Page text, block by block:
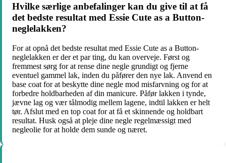
Hvilke særlige anbefalinger kan du give til at få
det bedste resultat med Essie Cute as a Button-
neglelakken?
For at opnå det bedste resultat med Essie Cute as a Button-
neglelakken er der et par ting, du kan overveje. Først og
fremmest sørg for at rense dine negle grundigt og fjerne
eventuel gammel lak, inden du påfører den nye lak. Anvend en
base coat for at beskytte dine negle mod misfarvning og for at
forbedre holdbarheden af ​​din manicure. Påfør lakken i tynde,
jævne lag og vær tålmodig mellem lagene, indtil lakken er helt
tør. Afslut med en top coat for at få et skinnende og holdbart
resultat. Husk også at pleje dine negle regelmæssigt med
negleolie for at holde dem sunde og næret.